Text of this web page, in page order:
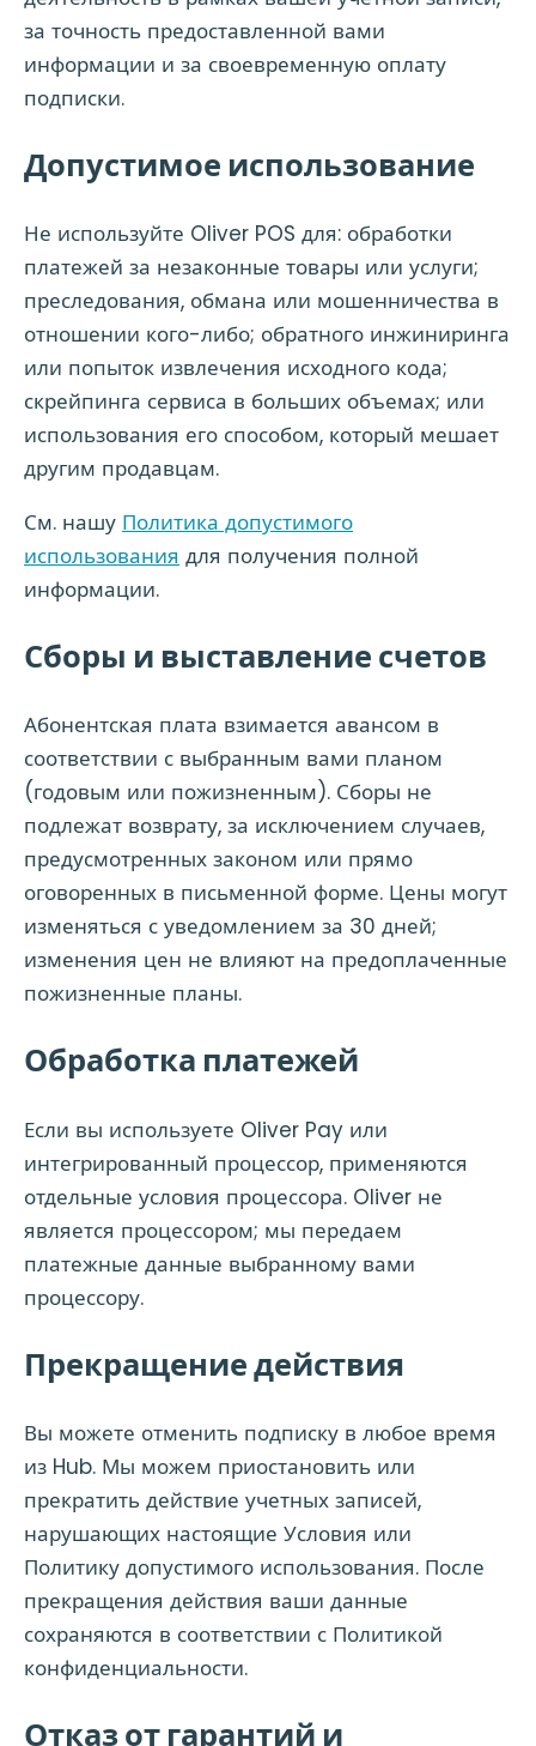
за точность предоставленной вами
информации и за своевременную оплату
подписки.
Допустимое использование
Не используйте Oliver POS для: обработки
платежей за незаконные товары или услуги;
преследования, обмана или мошенничества в
отношении кого-либо; обратного инжиниринга
или попыток извлечения исходного кода;
скрейпинга сервиса в больших объемах; или
использования его способом, который мешает
другим продавцам.
См. нашу Политика допустимого
использования для получения полной
информации.
Сборы и выставление счетов
Абонентская плата взимается авансом в
соответствии с выбранным вами планом
(годовым или пожизненным). Сборы не
подлежат возврату, за исключением случаев,
предусмотренных законом или прямо
оговоренных в письменной форме. Цены могут
изменяться с уведомлением за 30 дней;
изменения цен не влияют на предоплаченные
пожизненные планы.
Обработка платежей
Если вы используете Oliver Pay или
интегрированный процессор, применяются
отдельные условия процессора. Oliver не
является процессором; мы передаем
платежные данные выбранному вами
процессору.
Прекращение действия
Вы можете отменить подписку в любое время
из Hub. Мы можем приостановить или
прекратить действие учетных записей,
нарушающих настоящие Условия или
Политику допустимого использования. После
прекращения действия ваши данные
сохраняются в соответствии с Политикой
конфиденциальности.
Отказ от гарантий и